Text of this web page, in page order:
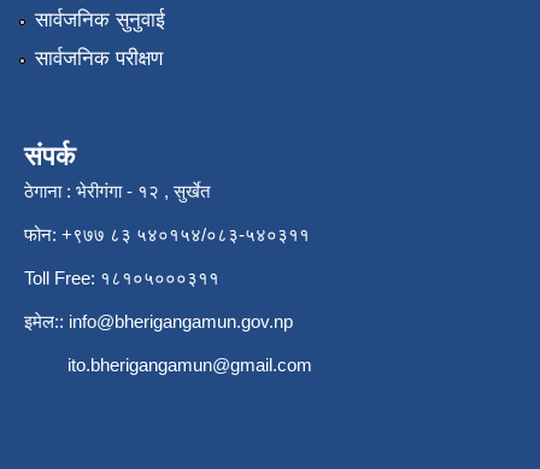
सार्वजनिक सुनुवाई
सार्वजनिक परीक्षण
संपर्क
ठेगाना : भेरीगंगा - १२ , सुर्खेत
फोन: +९७७ ८३ ५४०१५४/०८३-५४०३११
Toll Free: १८१०५०००३११
इमेल:: info@bherigangamun.gov.np
ito.bherigangamun@gmail.com